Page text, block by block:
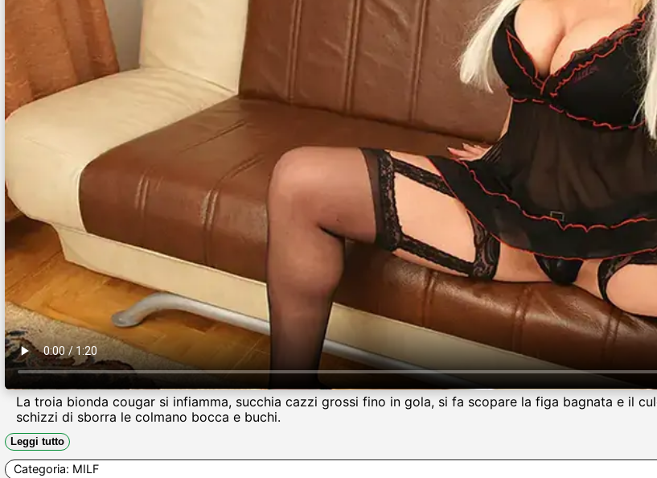
La troia bionda cougar si infiamma, succhia cazzi grossi fino in gola, si fa scopare la figa bagnata e il
schizzi di sborra le colmano bocca e buchi.
Leggi tutto
Categoria: MILF